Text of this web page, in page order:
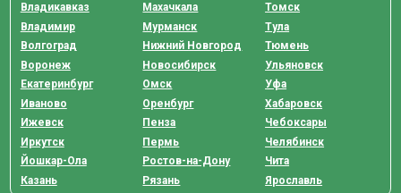
Владикавказ
Владимир
Волгоград
Воронеж
Екатеринбург
Иваново
Ижевск
Иркутск
Йошкар-Ола
Казань
Махачкала
Мурманск
Нижний Новгород
Новосибирск
Омск
Оренбург
Пенза
Пермь
Ростов-на-Дону
Рязань
Томск
Тула
Тюмень
Ульяновск
Уфа
Хабаровск
Чебоксары
Челябинск
Чита
Ярославль